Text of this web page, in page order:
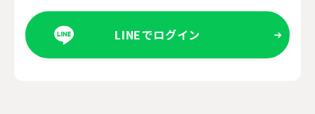
LINEでログイン